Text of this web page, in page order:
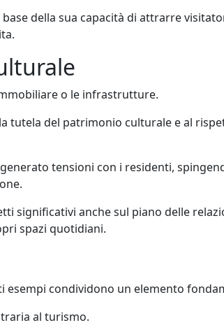
della sua capacità di attrarre
o le infrastrutture.
tutela del patrimonio culturale e al
tensioni con i residenti,
significativi anche sul piano delle
spazi quotidiani.
condividono un elemento
al turismo.